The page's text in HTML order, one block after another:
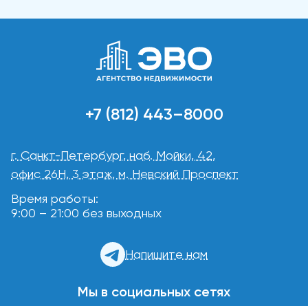
+7 (812) 443–8000
г. Санкт-Петербург, наб. Мойки, 42,
офис 26Н, 3 этаж, м. Невский Проспект
Время работы:
9:00 – 21:00 без выходных
Напишите нам
Мы в социальных сетях